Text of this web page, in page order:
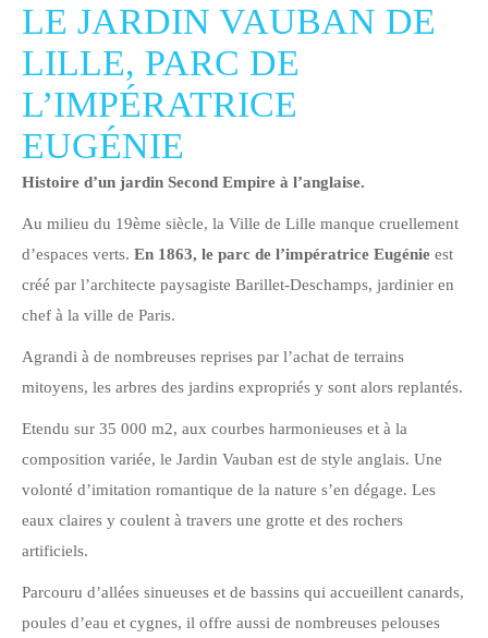
LE JARDIN VAUBAN DE
LILLE, PARC DE
L’IMPÉRATRICE
EUGÉNIE
Histoire d’un jardin Second Empire à l’anglaise.
Au milieu du 19ème siècle, la Ville de Lille manque cruellement
d’espaces verts. En 1863, le parc de l’impératrice Eugénie est
créé par l’architecte paysagiste Barillet-Deschamps, jardinier en
chef à la ville de Paris.
Agrandi à de nombreuses reprises par l’achat de terrains
mitoyens, les arbres des jardins expropriés y sont alors replantés.
Etendu sur 35 000 m2, aux courbes harmonieuses et à la
composition variée, le Jardin Vauban est de style anglais. Une
volonté d’imitation romantique de la nature s’en dégage. Les
eaux claires y coulent à travers une grotte et des rochers
artificiels.
Parcouru d’allées sinueuses et de bassins qui accueillent canards,
poules d’eau et cygnes, il offre aussi de nombreuses pelouses